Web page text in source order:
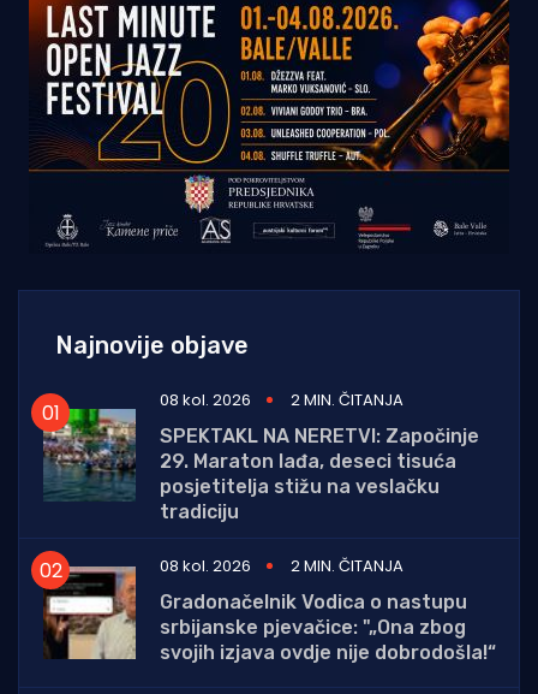
Najnovije objave
08 kol. 2026
2 MIN. ČITANJA
SPEKTAKL NA NERETVI: Započinje
29. Maraton lađa, deseci tisuća
posjetitelja stižu na veslačku
tradiciju
08 kol. 2026
2 MIN. ČITANJA
Gradonačelnik Vodica o nastupu
srbijanske pjevačice: "„Ona zbog
svojih izjava ovdje nije dobrodošla!“